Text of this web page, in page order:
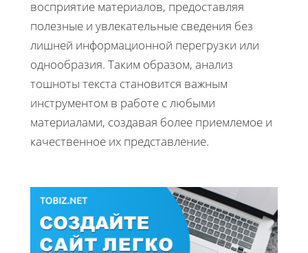
восприятие материалов, предоставляя
полезные и увлекательные сведения без
лишней информационной перегрузки или
однообразия. Таким образом, анализ
тошноты текста становится важным
инструментом в работе с любыми
материалами, создавая более приемлемое и
качественное их представление.